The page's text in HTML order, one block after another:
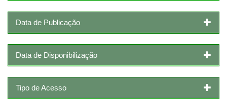
Data de Publicação
Data de Disponibilização
Tipo de Acesso